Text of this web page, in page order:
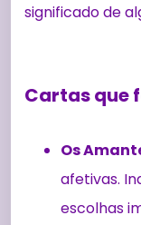
significado de
Cartas que
Os
afetivas.
escolhas